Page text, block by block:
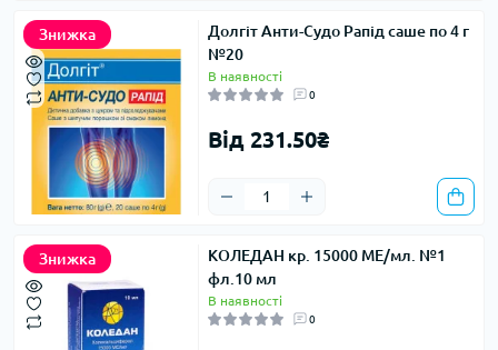
Знижка
Долгіт Анти-Судо Рапід саше по 4 г
№20
В наявності
0
Від 231.50₴
Знижка
КОЛЕДАН кр. 15000 МЕ/мл. №1
фл.10 мл
В наявності
0